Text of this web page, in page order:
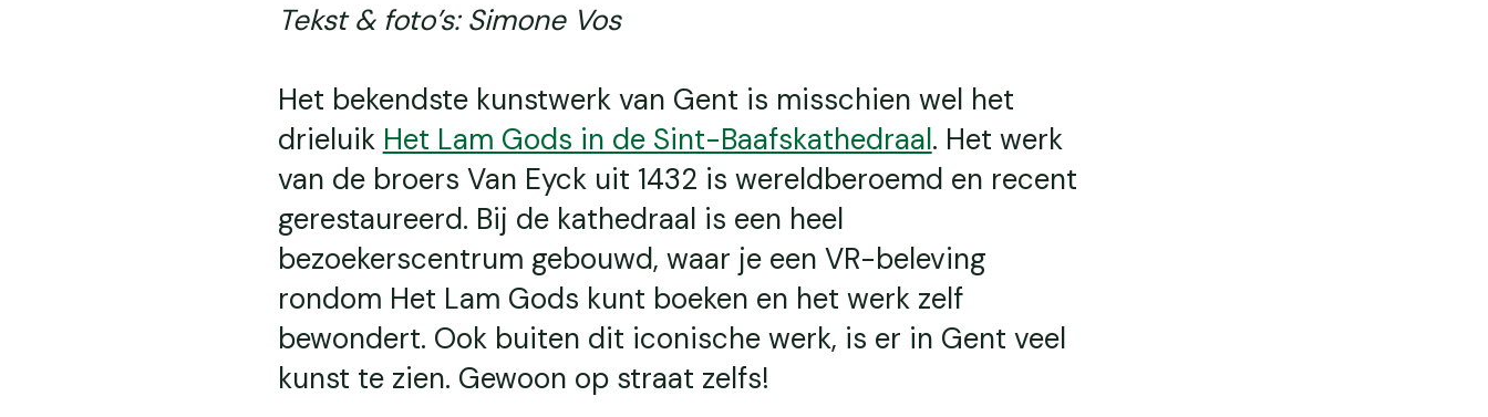
Tekst & foto’s: Simone Vos
Het bekendste kunstwerk van Gent is misschien wel het
drieluik Het Lam Gods in de Sint-Baafskathedraal. Het werk
van de broers Van Eyck uit 1432 is wereldberoemd en recent
gerestaureerd. Bij de kathedraal is een heel
bezoekerscentrum gebouwd, waar je een VR-beleving
rondom Het Lam Gods kunt boeken en het werk zelf
bewondert. Ook buiten dit iconische werk, is er in Gent veel
kunst te zien. Gewoon op straat zelfs!